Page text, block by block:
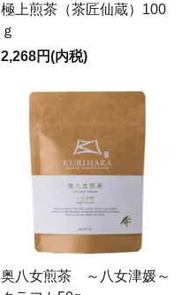
極上煎茶（茶匠仙蔵）100
ｇ
2,268円(内税)
奥八女煎茶 ～八女津媛～